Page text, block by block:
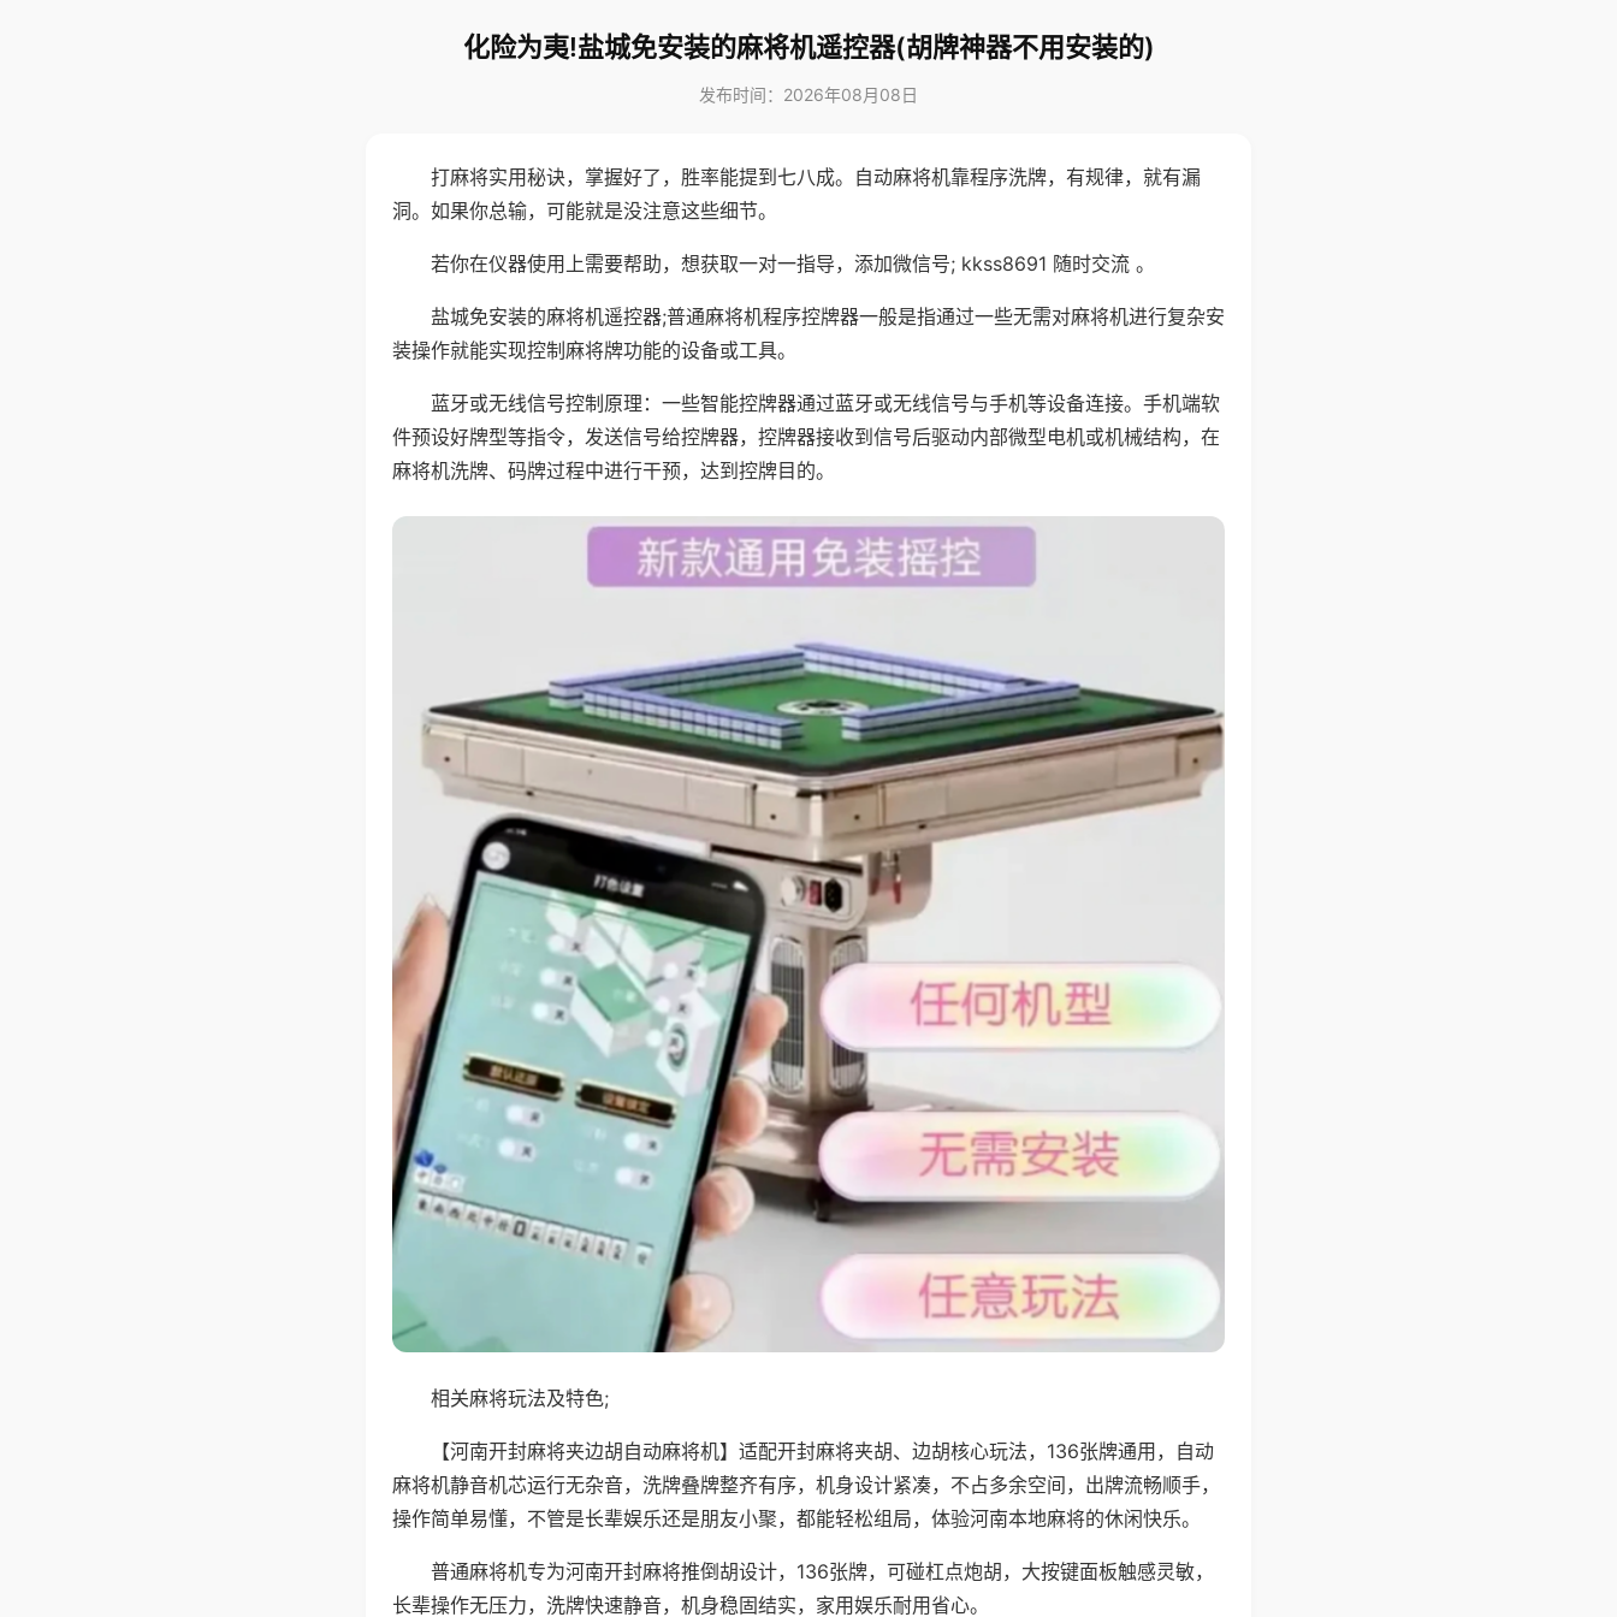
化险为夷!盐城免安装的麻将机遥控器(胡牌神器不用安装的)
发布时间：2026年08月08日
打麻将实用秘诀，掌握好了，胜率能提到七八成。自动麻将机靠程序洗牌，有规律，就有漏
洞。如果你总输，可能就是没注意这些细节。
若你在仪器使用上需要帮助，想获取一对一指导，添加微信号; kkss8691 随时交流 。
盐城免安装的麻将机遥控器;普通麻将机程序控牌器一般是指通过一些无需对麻将机进行复杂安
装操作就能实现控制麻将牌功能的设备或工具。
蓝牙或无线信号控制原理：一些智能控牌器通过蓝牙或无线信号与手机等设备连接。手机端软
件预设好牌型等指令，发送信号给控牌器，控牌器接收到信号后驱动内部微型电机或机械结构，在
麻将机洗牌、码牌过程中进行干预，达到控牌目的。
相关麻将玩法及特色;
【河南开封麻将夹边胡自动麻将机】适配开封麻将夹胡、边胡核心玩法，136张牌通用，自动
麻将机静音机芯运行无杂音，洗牌叠牌整齐有序，机身设计紧凑，不占多余空间，出牌流畅顺手，
操作简单易懂，不管是长辈娱乐还是朋友小聚，都能轻松组局，体验河南本地麻将的休闲快乐。
普通麻将机专为河南开封麻将推倒胡设计，136张牌，可碰杠点炮胡，大按键面板触感灵敏，
长辈操作无压力，洗牌快速静音，机身稳固结实，家用娱乐耐用省心。